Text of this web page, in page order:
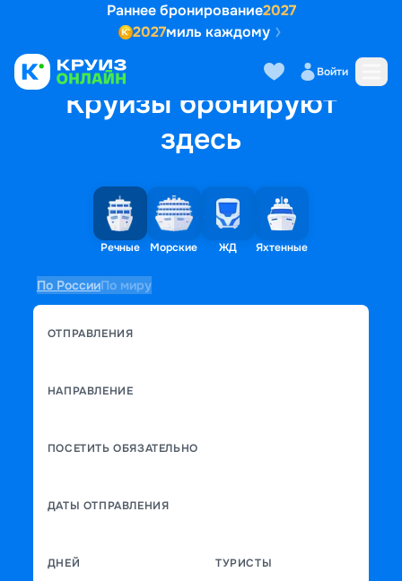
Раннее бронирование2027
2027миль каждому
Войти
Круизы бронируют
здесь
Речные Морские ЖД Яхтенные
По РоссииПо миру
ОТПРАВЛЕНИЯ
НАПРАВЛЕНИЕ
ПОСЕТИТЬ ОБЯЗАТЕЛЬНО
ДАТЫ ОТПРАВЛЕНИЯ
ДНЕЙ ТУРИСТЫ